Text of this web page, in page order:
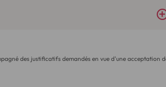
des justificatifs demandés en vue d'une acceptation